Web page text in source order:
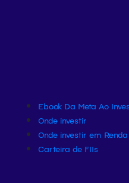
Ebook Da Meta Ao
Onde investir
Onde investir em
Carteira de FIIs